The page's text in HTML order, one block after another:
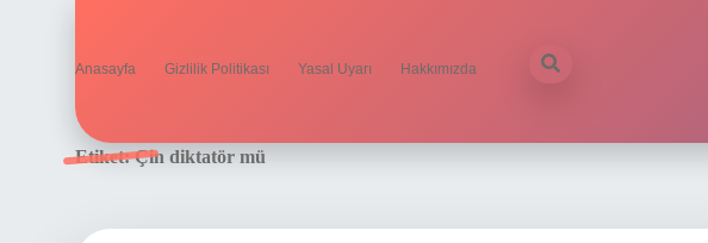
Anasayfa Gizlilik Politikası Yasal Uyarı Hakkımızda
Etiket:Çin diktatör mü